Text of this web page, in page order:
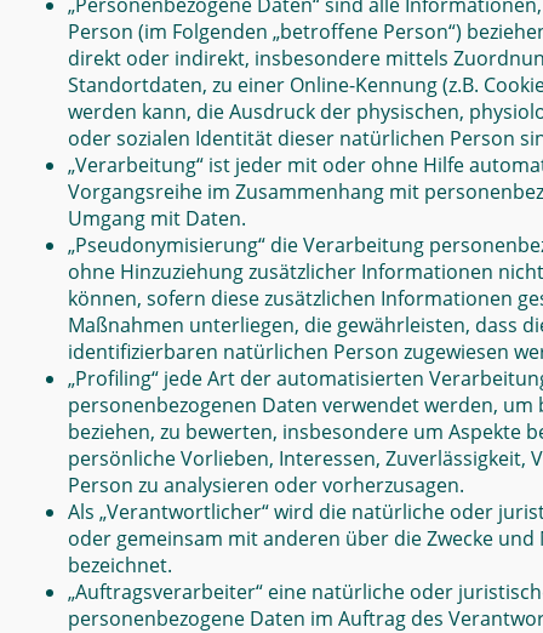
Person (im Folgenden „betroffene Person“)
direkt oder indirekt, insbesondere mittels
Standortdaten, zu einer Online-Kennung (z.B.
werden kann, die Ausdruck der physischen,
oder sozialen Identität dieser natürlichen Person
„Verarbeitung“ ist jeder mit oder ohne Hilfe
Vorgangsreihe im Zusammenhang mit
Umgang mit Daten.
„Pseudonymisierung“ die Verarbeitung
ohne Hinzuziehung zusätzlicher Informationen
können, sofern diese zusätzlichen Informationen
Maßnahmen unterliegen, die gewährleisten, dass
identifizierbaren natürlichen Person zugewiesen
„Profiling“ jede Art der automatisierten
personenbezogenen Daten verwendet werden,
beziehen, zu bewerten, insbesondere um Aspekte
persönliche Vorlieben, Interessen,
Person zu analysieren oder vorherzusagen.
Als „Verantwortlicher“ wird die natürliche oder
oder gemeinsam mit anderen über die Zwecke
bezeichnet.
„Auftragsverarbeiter“ eine natürliche oder
personenbezogene Daten im Auftrag des